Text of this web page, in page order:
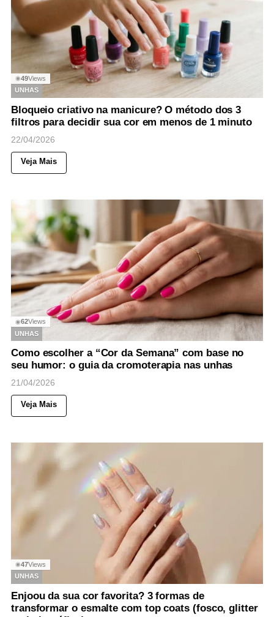
◉49Views
UNHAS
Bloqueio criativo na manicure? O método dos 3
filtros para decidir sua cor em menos de 1 minuto
22/04/2026
Veja Mais
◉62Views
UNHAS
Como escolher a “Cor da Semana” com base no
seu humor: o guia da cromoterapia nas unhas
21/04/2026
Veja Mais
◉47Views
UNHAS
Enjoou da sua cor favorita? 3 formas de
transformar o esmalte com top coats (fosco, glitter